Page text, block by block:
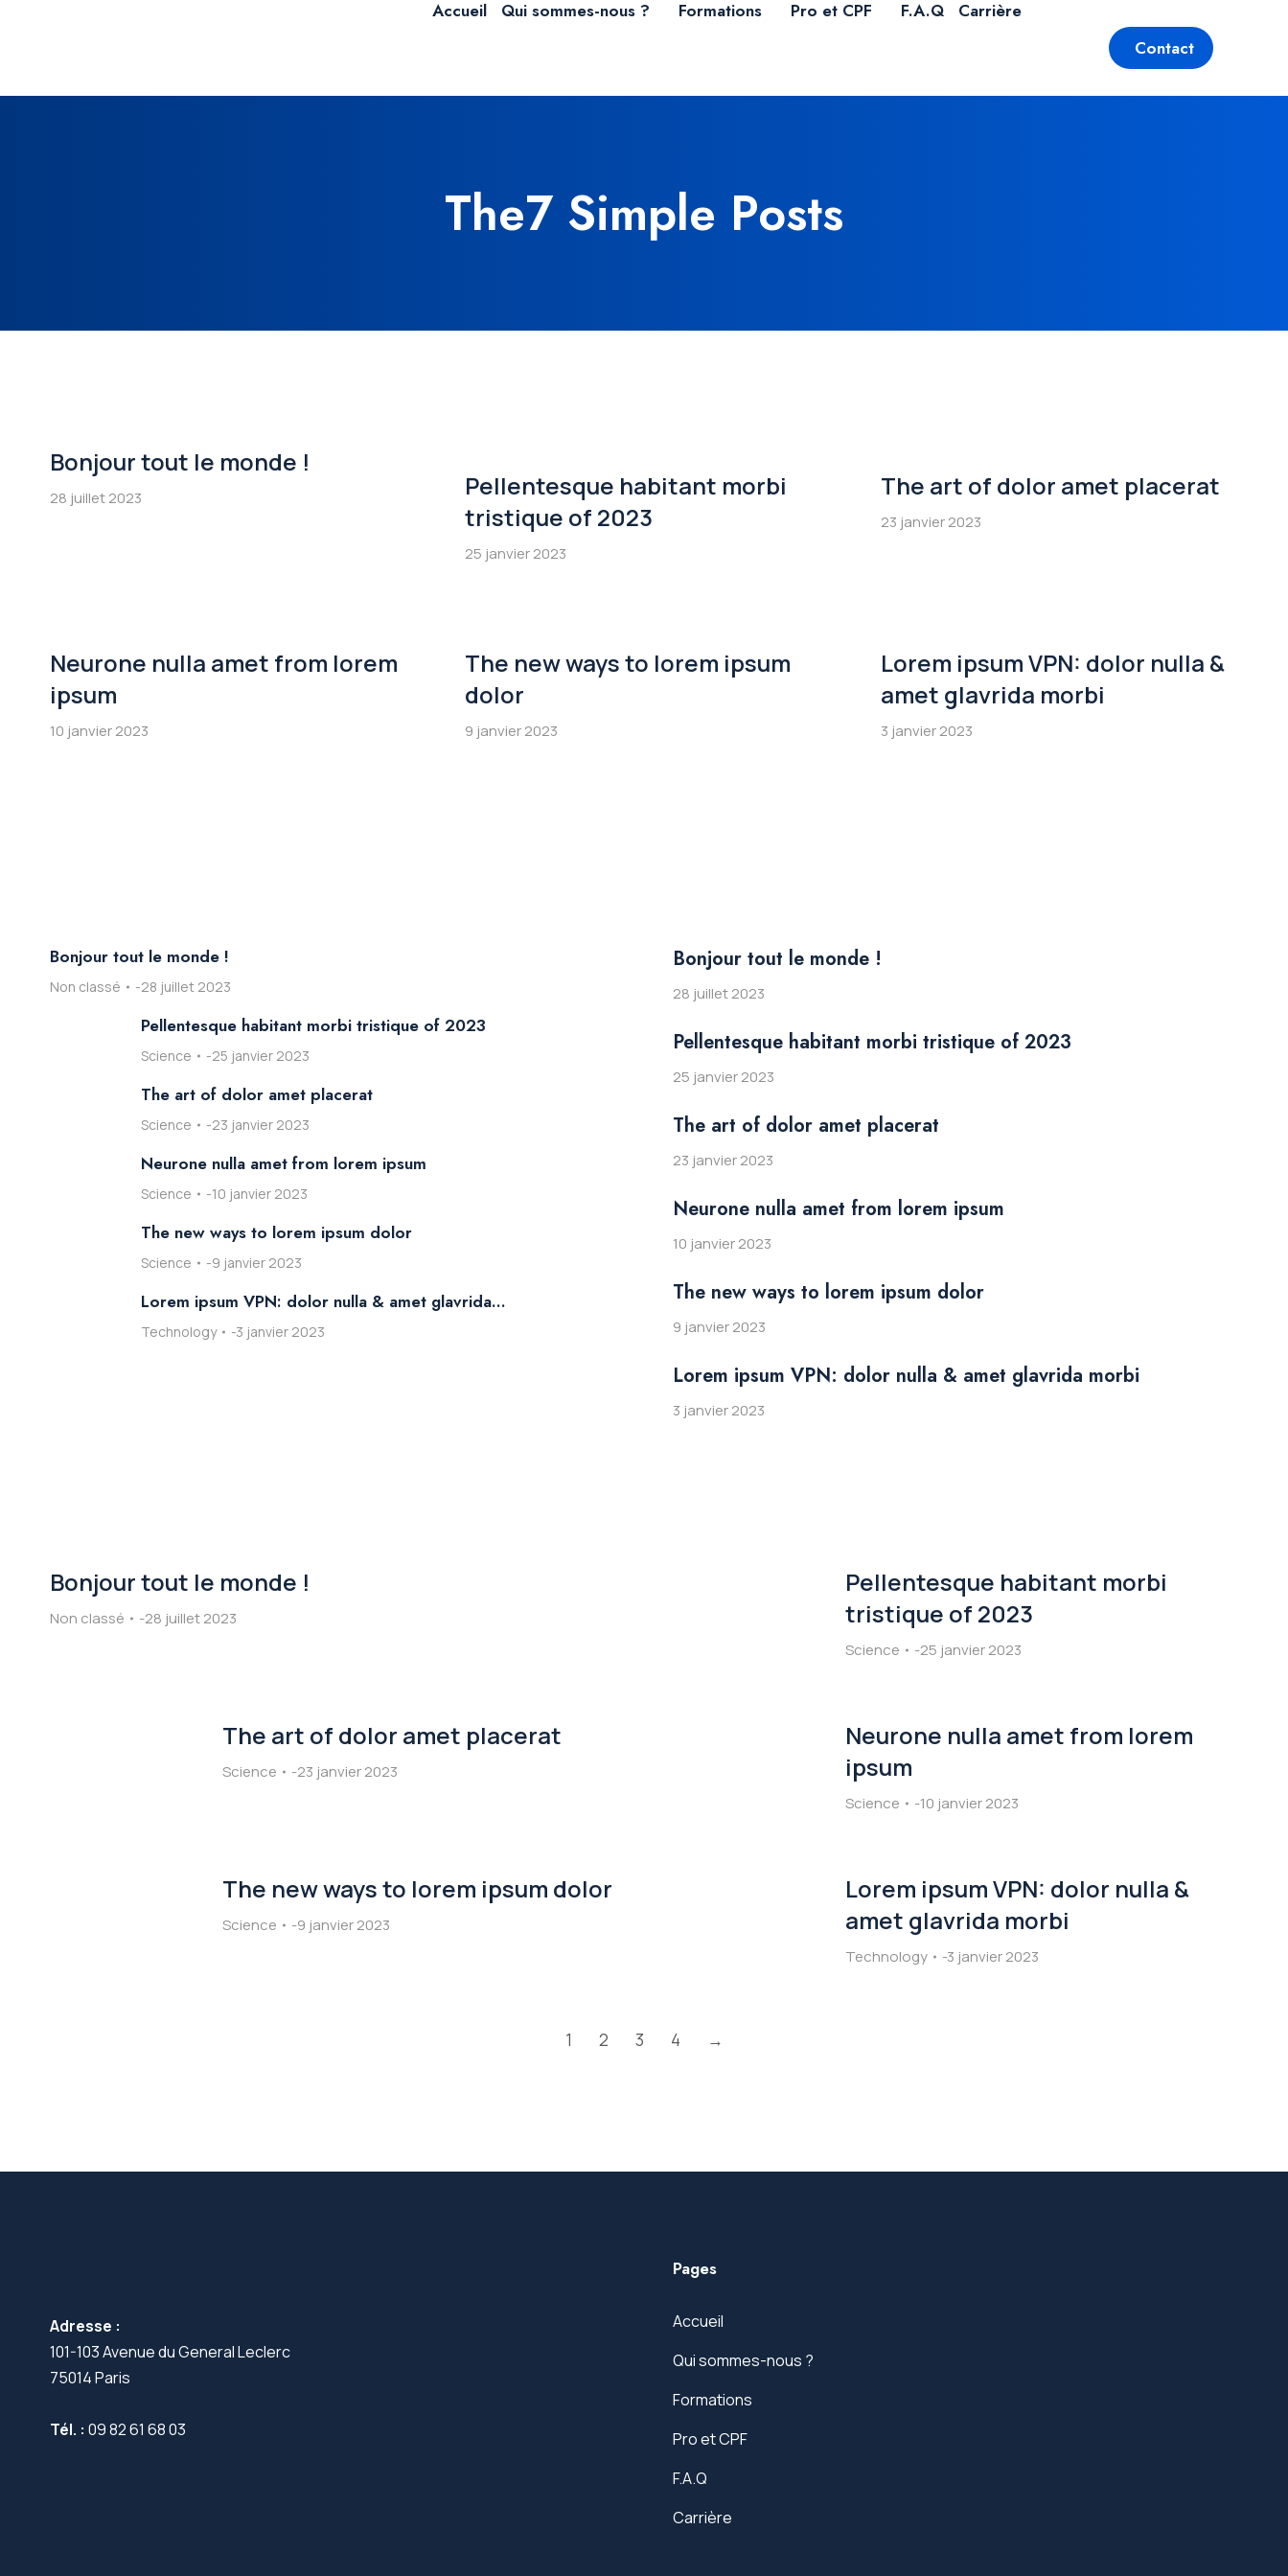
Accueil Qui sommes-nous ? Formations Pro et CPF F.A.Q
Carrière
Contact
The7 Simple Posts
Bonjour tout le monde !
28 juillet 2023
Pellentesque habitant morbi
tristique of 2023
25 janvier 2023
The art of dolor amet placerat
23 janvier 2023
Neurone nulla amet from lorem
ipsum
10 janvier 2023
The new ways to lorem ipsum
dolor
9 janvier 2023
Lorem ipsum VPN: dolor nulla &
amet glavrida morbi
3 janvier 2023
Bonjour tout le monde !
Non classé 28 juillet 2023
Pellentesque habitant morbi tristique of 2023
Science 25 janvier 2023
The art of dolor amet placerat
Science 23 janvier 2023
Neurone nulla amet from lorem ipsum
Science 10 janvier 2023
The new ways to lorem ipsum dolor
Science 9 janvier 2023
Lorem ipsum VPN: dolor nulla & amet glavrida…
Technology 3 janvier 2023
Bonjour tout le monde !
28 juillet 2023
Pellentesque habitant morbi tristique of 2023
25 janvier 2023
The art of dolor amet placerat
23 janvier 2023
Neurone nulla amet from lorem ipsum
10 janvier 2023
The new ways to lorem ipsum dolor
9 janvier 2023
Lorem ipsum VPN: dolor nulla & amet glavrida morbi
3 janvier 2023
Bonjour tout le monde !
Non classé 28 juillet 2023
Pellentesque habitant morbi
tristique of 2023
Science 25 janvier 2023
The art of dolor amet placerat
Science 23 janvier 2023
Neurone nulla amet from lorem
ipsum
Science 10 janvier 2023
The new ways to lorem ipsum dolor
Science 9 janvier 2023
Lorem ipsum VPN: dolor nulla &
amet glavrida morbi
Technology 3 janvier 2023
1 2 3 4 →
Adresse :
101-103 Avenue du General Leclerc
75014 Paris
Tél. : 09 82 61 68 03
Pages
Accueil
Qui sommes-nous ?
Formations
Pro et CPF
F.A.Q
Carrière